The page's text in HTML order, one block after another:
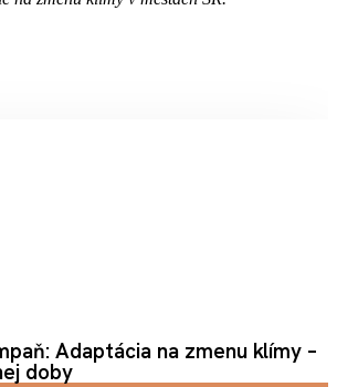
Adaptácia na zmenu klímy –
doby